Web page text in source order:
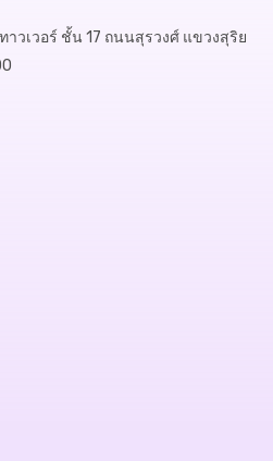
วเวอร์ ชั้น 17 ถนนสุรวงศ์ แขวงสุริย